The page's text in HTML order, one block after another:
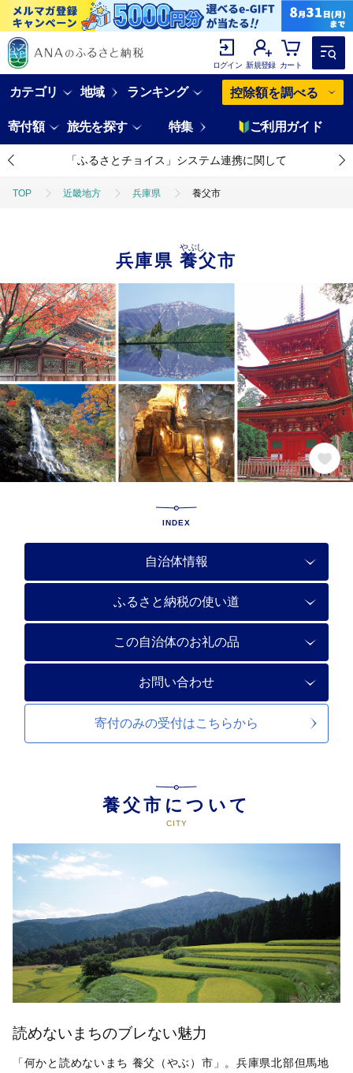
ログイン 新規登録 カート
カテゴリ 地域 ランキング 控除額を調べる
寄付額 旅先を探す 特集 ご利用ガイド
「ふるさとチョイス」システム連携に関して
TOP 近畿地方 兵庫県 養父市
兵庫県養父市
やぶし
INDEX
自治体情報
ふるさと納税の使い道
この自治体のお礼の品
お問い合わせ
寄付のみの受付はこちらから
養父市について
読めないまちのブレない魅力
「何かと読めないまち 養父（やぶ）市」。兵庫県北部但馬地